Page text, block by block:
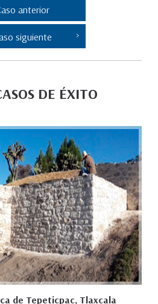
anterior
siguiente
DE ÉXITO
de Tepeticpac, Tlaxcala